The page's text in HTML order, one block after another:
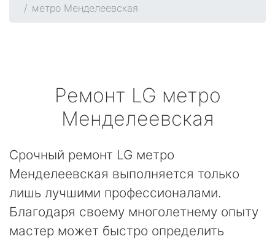
метро Менделеевская
Ремонт LG метро
Менделеевская
Срочный ремонт LG метро
Менделеевская выполняется только
лишь лучшими профессионалами.
Благодаря своему многолетнему опыту
мастер может быстро определить